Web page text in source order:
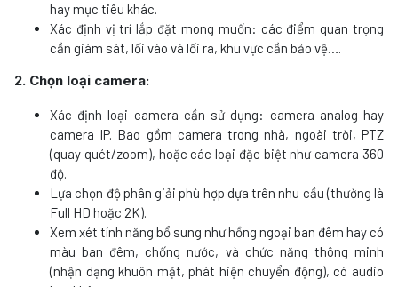
hay mục tiêu khác.
Xác định vị trí lắp đặt mong muốn: các điểm quan trọng
cần giám sát, lối vào và lối ra, khu vực cần bảo vệ….
2. Chọn loại camera:
Xác định loại camera cần sử dụng: camera analog hay
camera IP. Bao gồm camera trong nhà, ngoài trời, PTZ
(quay quét/zoom), hoặc các loại đặc biệt như camera 360
độ.
Lựa chọn độ phân giải phù hợp dựa trên nhu cầu (thường là
Full HD hoặc 2K).
Xem xét tính năng bổ sung như hồng ngoại ban đêm hay có
màu ban đêm, chống nước, và chức năng thông minh
(nhận dạng khuôn mặt, phát hiện chuyển động), có audio